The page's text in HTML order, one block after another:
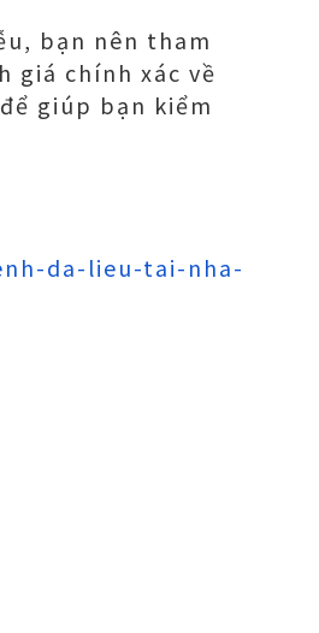
bạn nên tham
giá chính xác về
giúp bạn kiểm
da-lieu-tai-nha-